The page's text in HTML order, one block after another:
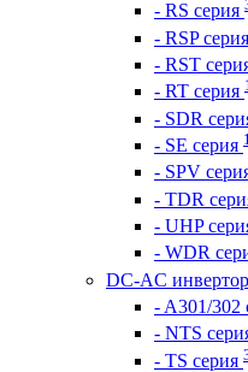
- RS серия
- RSP серия
- RST
- RT серия
- SDR
- SE серия
- SPV
- TDR
- UHP
- WDR
DC-AC
- A301/302
- NTS
- TS серия